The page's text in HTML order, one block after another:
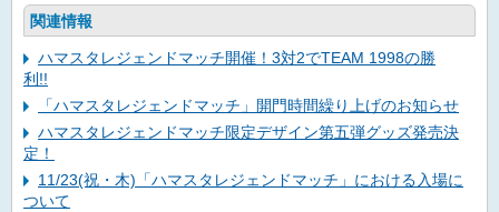
関連情報
ハマスタレジェンドマッチ開催！3対2でTEAM 1998の勝
利!!
「ハマスタレジェンドマッチ」開門時間繰り上げのお知らせ
ハマスタレジェンドマッチ限定デザイン第五弾グッズ発売決
定！
11/23(祝・木)「ハマスタレジェンドマッチ」における入場に
ついて